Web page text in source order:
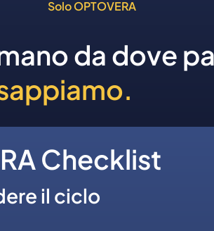
Solo OPTOVERA
da dove
Checklist
il ciclo